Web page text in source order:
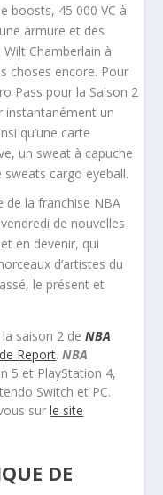
boosts, 45 000 VC à
armure et des
Chamberlain à
choses encore. Pour
Pass pour la Saison 2
instantanément un
qu’une carte
un sweat à capuche
cargo eyeball.
de la franchise NBA
de nouvelles
en devenir, qui
d’artistes du
le présent et
la saison 2 deNBA
Report.NBA
5 et PlayStation 4,
Switch et PC.
surle site
DE